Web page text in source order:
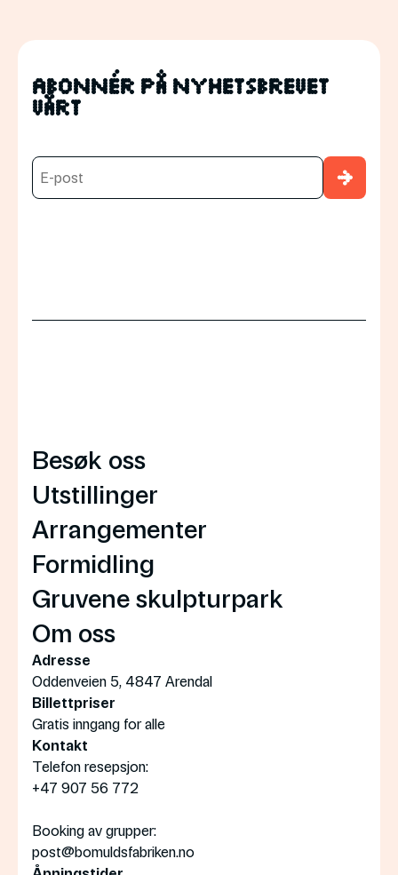
Abonnér på nyhetsbrevet
vårt
→
Besøk oss
Utstillinger
Arrangementer
Formidling
Gruvene skulpturpark
Om oss
Adresse
Oddenveien 5, 4847 Arendal
Billettpriser
Gratis inngang for alle
Kontakt
Telefon resepsjon:
+47 907 56 772
Booking av grupper:
post@bomuldsfabriken.no